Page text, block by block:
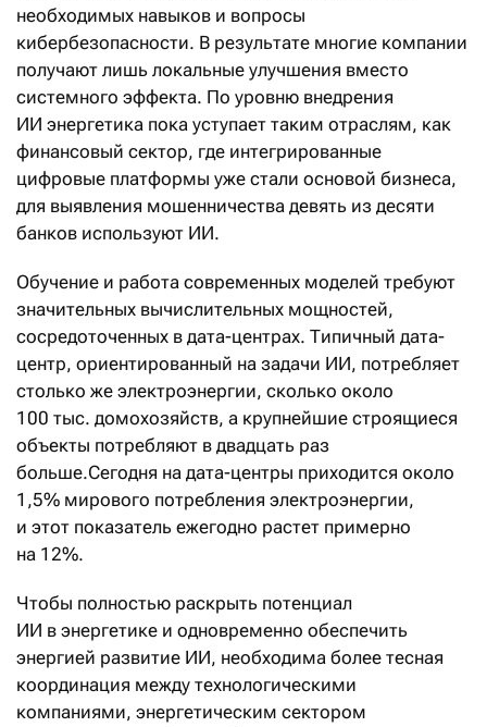
необходимых навыков и вопросы
кибербезопасности. В результате многие компании
получают лишь локальные улучшения вместо
системного эффекта. По уровню внедрения
ИИ энергетика пока уступает таким отраслям, как
финансовый сектор, где интегрированные
цифровые платформы уже стали основой бизнеса,
для выявления мошенничества девять из десяти
банков используют ИИ.
Обучение и работа современных моделей требуют
значительных вычислительных мощностей,
сосредоточенных в дата-центрах. Типичный дата-
центр, ориентированный на задачи ИИ, потребляет
столько же электроэнергии, сколько около
100 тыс. домохозяйств, а крупнейшие строящиеся
объекты потребляют в двадцать раз
больше.Сегодня на дата-центры приходится около
1,5% мирового потребления электроэнергии,
и этот показатель ежегодно растет примерно
на 12%.
Чтобы полностью раскрыть потенциал
ИИ в энергетике и одновременно обеспечить
энергией развитие ИИ, необходима более тесная
координация между технологическими
компаниями, энергетическим сектором